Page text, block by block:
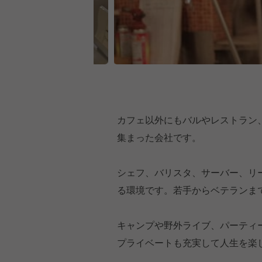
カフェ以外にもバルやレストラ
集まった会社です。
シェフ、バリスタ、サーバー、
る環境です。若手からベテラン
キャンプや野外ライブ、パーテ
プライベートも充実して人生を